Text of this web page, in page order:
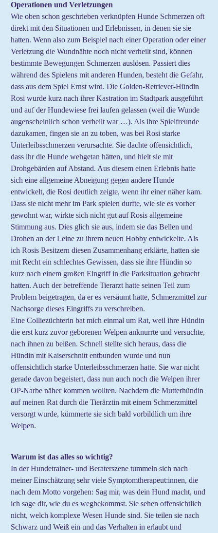
Operationen und Verletzungen
Wie oben schon geschrieben verknüpfen Hunde Schmerzen oft
direkt mit den Situationen und Erlebnissen, in denen sie sie
hatten. Wenn also zum Beispiel nach einer Operation oder einer
Verletzung die Wundnähte noch nicht verheilt sind, können
bestimmte Bewegungen Schmerzen auslösen. Passiert dies
während des Spielens mit anderen Hunden, besteht die Gefahr,
dass aus dem Spiel Ernst wird. Die Golden-Retriever-Hündin
Rosi wurde kurz nach ihrer Kastration im Stadtpark ausgeführt
und auf der Hundewiese frei laufen gelassen (weil die Wunde
augenscheinlich schon verheilt war …). Als ihre Spielfreunde
dazukamen, fingen sie an zu toben, was bei Rosi starke
Unterleibsschmerzen verursachte. Sie dachte offensichtlich,
dass ihr die Hunde wehgetan hätten, und hielt sie mit
Drohgebärden auf Abstand. Aus diesem einen Erlebnis hatte
sich eine allgemeine Abneigung gegen andere Hunde
entwickelt, die Rosi deutlich zeigte, wenn ihr einer näher kam.
Dass sie nicht mehr im Park spielen durfte, wie sie es vorher
gewohnt war, wirkte sich nicht gut auf Rosis allgemeine
Stimmung aus. Dies glich sie aus, indem sie das Bellen und
Drohen an der Leine zu ihrem neuen Hobby entwickelte. Als
ich Rosis Besitzern diesen Zusammenhang erklärte, hatten sie
mit Recht ein schlechtes Gewissen, dass sie ihre Hündin so
kurz nach einem großen Eingriff in die Parksituation gebracht
hatten. Auch der betreffende Tierarzt hatte seinen Teil zum
Problem beigetragen, da er es versäumt hatte, Schmerzmittel zur
Nachsorge dieses Eingriffs zu verschreiben.
Eine Colliezüchterin bat mich einmal um Rat, weil ihre Hündin
die erst kurz zuvor geborenen Welpen anknurrte und versuchte,
nach ihnen zu beißen. Schnell stellte sich heraus, dass die
Hündin mit Kaiserschnitt entbunden wurde und nun
offensichtlich starke Unterleibsschmerzen hatte. Sie war nicht
gerade davon begeistert, dass nun auch noch die Welpen ihrer
OP-Narbe näher kommen wollten. Nachdem die Mutterhündin
auf meinen Rat durch die Tierärztin mit einem Schmerzmittel
versorgt wurde, kümmerte sie sich bald vorbildlich um ihre
Welpen.
Warum ist das alles so wichtig?
In der Hundetrainer- und Beraterszene tummeln sich nach
meiner Einschätzung sehr viele Symptomtherapeut:innen, die
nach dem Motto vorgehen: Sag mir, was dein Hund macht, und
ich sage dir, wie du es wegbekommst. Sie sehen offensichtlich
nicht, welch komplexe Wesen Hunde sind. Sie teilen sie nach
Schwarz und Weiß ein und das Verhalten in erlaubt und